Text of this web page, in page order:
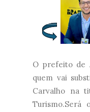
O prefeito de
quem vai
Carvalho na
Turismo.Será